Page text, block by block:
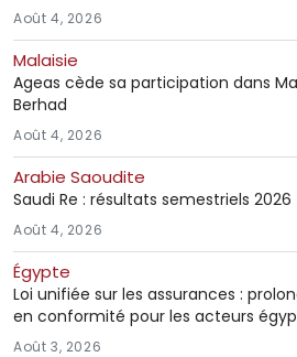
Août 4, 2026
Malaisie
Ageas cède sa participation dans
Berhad
Août 4, 2026
Arabie Saoudite
Saudi Re : résultats semestriels 2026
Août 4, 2026
Égypte
Loi unifiée sur les assurances :
en conformité pour les acteurs
Août 3, 2026